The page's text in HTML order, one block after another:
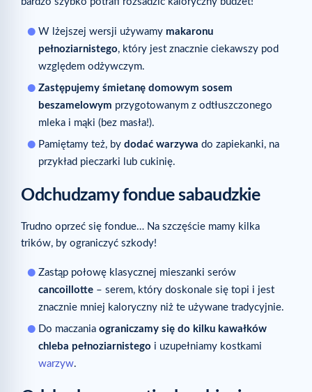
W lżejszej wersji używamy makaronu
pełnoziarnistego, który jest znacznie ciekawszy pod
względem odżywczym.
Zastępujemy śmietanę domowym sosem
beszamelowym przygotowanym z odtłuszczonego
mleka i mąki (bez masła!).
Pamiętamy też, by dodać warzywa do zapiekanki, na
przykład pieczarki lub cukinię.
Odchudzamy fondue sabaudzkie
Trudno oprzeć się fondue… Na szczęście mamy kilka
trików, by ograniczyć szkody!
Zastąp połowę klasycznej mieszanki serów
cancoillotte – serem, który doskonale się topi i jest
znacznie mniej kaloryczny niż te używane tradycyjnie.
Do maczania ograniczamy się do kilku kawałków
chleba pełnoziarnistego i uzupełniamy kostkami
warzyw.